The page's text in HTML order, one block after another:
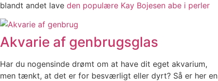
blandt andet lave den populære Kay Bojesen abe i perler
Akvarie af genbrugsglas
Har du nogensinde drømt om at have dit eget akvarium,
men tænkt, at det er for besværligt eller dyrt? Så er her en